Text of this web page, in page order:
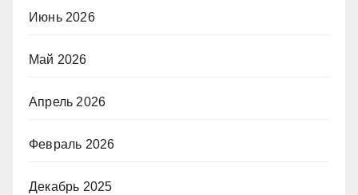
Июнь 2026
Май 2026
Апрель 2026
Февраль 2026
Декабрь 2025